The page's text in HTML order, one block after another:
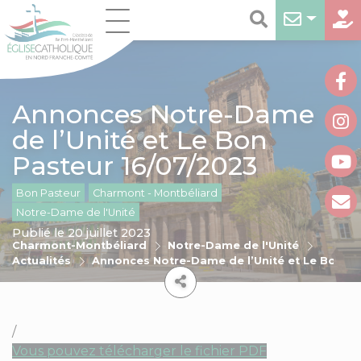
Annonces Notre-Dame
de l’Unité et Le Bon
Pasteur 16/07/2023
Bon Pasteur
Charmont - Montbéliard
Notre-Dame de l'Unité
Charmont-Montbéliard
Notre-Dame de l'Unité
Actualités
Annonces Notre-Dame de l’Unité et Le Bon
Publié le 20 juillet 2023
/
Vous pouvez télécharger le fichier PDF